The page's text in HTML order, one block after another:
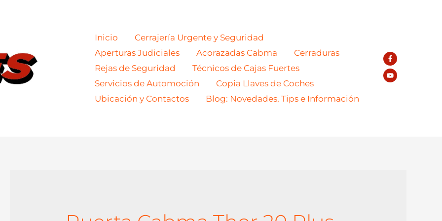
Inicio
Cerrajería Urgente y Seguridad
Aperturas Judiciales
Acorazadas Cabma
Cerraduras
Rejas de Seguridad
Técnicos de Cajas Fuertes
Servicios de Automoción
Copia Llaves de Coches
Ubicación y Contactos
Blog: Novedades, Tips e Información